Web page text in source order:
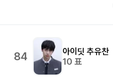
84 아이딧 추유찬
10 표